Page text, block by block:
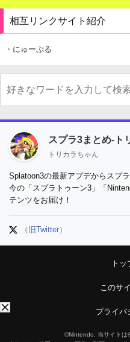
相互リンクサイト紹介
・にゅーぷる
スプラ3まとめ-ト
トリカラちゃん
Splatoon3の最新アプデからスプ
今の「スプラトゥーン3」「
テンツをお届け！
（旧Twitter）
トッ
このサ
プライバ
©Nintendo. 当サイトは